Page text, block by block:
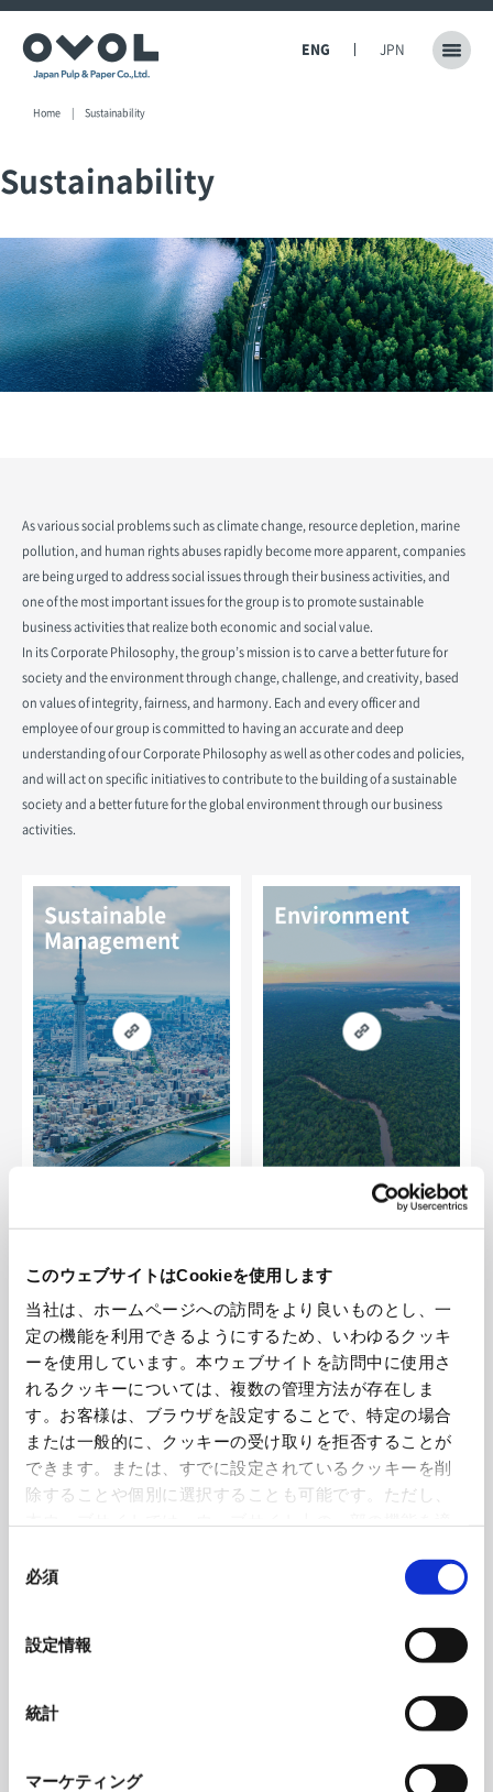
このウェブサイトはCookieを使用します
当社は、ホームページへの訪問をより良いものとし、一
定の機能を利用できるようにするため、いわゆるクッキ
ーを使用しています。本ウェブサイトを訪問中に使用さ
れるクッキーについては、複数の管理方法が存在しま
す。お客様は、ブラウザを設定することで、特定の場合
または一般的に、クッキーの受け取りを拒否することが
できます。または、すでに設定されているクッキーを削
除することや個別に選択することも可能です。ただし、
いるので、ご注意ください。これらのクッキーが受け入
れられない場合、本ウェブサイトの機能が制限される場
必須
設定情報
統計
マーケティング
ENG JPN
Home Sustainability
Sustainability
As various social problems such as climate change, resource depletion, marine
pollution, and human rights abuses rapidly become more apparent, companies
are being urged to address social issues through their business activities, and
one of the most important issues for the group is to promote sustainable
business activities that realize both economic and social value.
In its Corporate Philosophy, the group’s mission is to carve a better future for
society and the environment through change, challenge, and creativity, based
on values of integrity, fairness, and harmony. Each and every officer and
employee of our group is committed to having an accurate and deep
understanding of our Corporate Philosophy as well as other codes and policies,
and will act on specific initiatives to contribute to the building of a sustainable
society and a better future for the global environment through our business
activities.
Sustainable
Management
Environment
Society Employees
Governance